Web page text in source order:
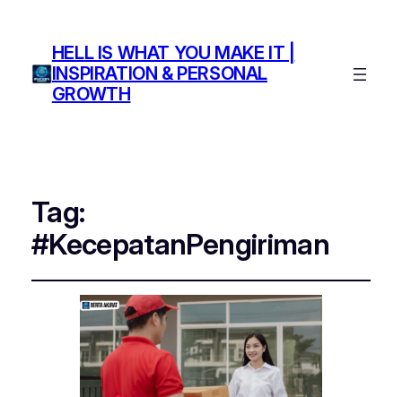
HELL IS WHAT YOU MAKE IT |
INSPIRATION & PERSONAL
GROWTH
Tag:
#KecepatanPengiriman